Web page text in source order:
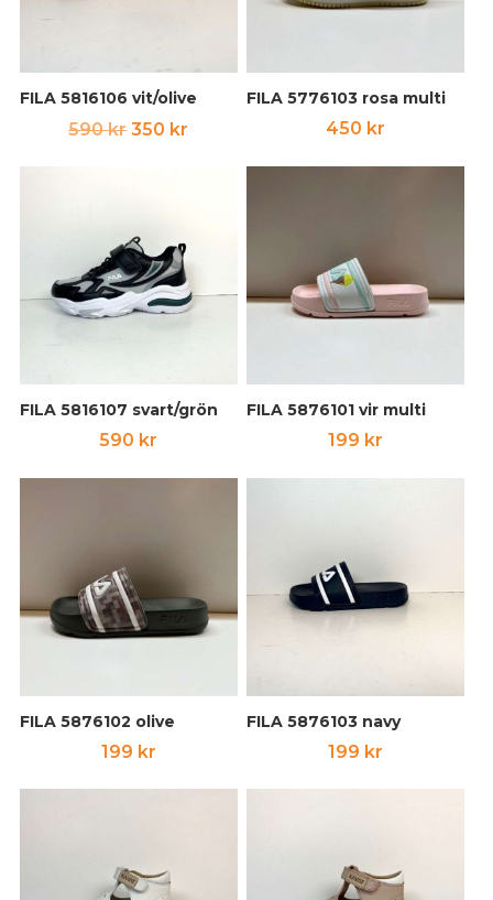
FILA 5776103 rosa multi
450 kr
FILA 5816106 vit/olive
590kr Det
590 kr.
350 kr
FILA 5816107 svart/grön
590 kr
FILA 5876101 vir multi
199 kr
FILA 5876102 olive
199 kr
FILA 5876103 navy
199 kr